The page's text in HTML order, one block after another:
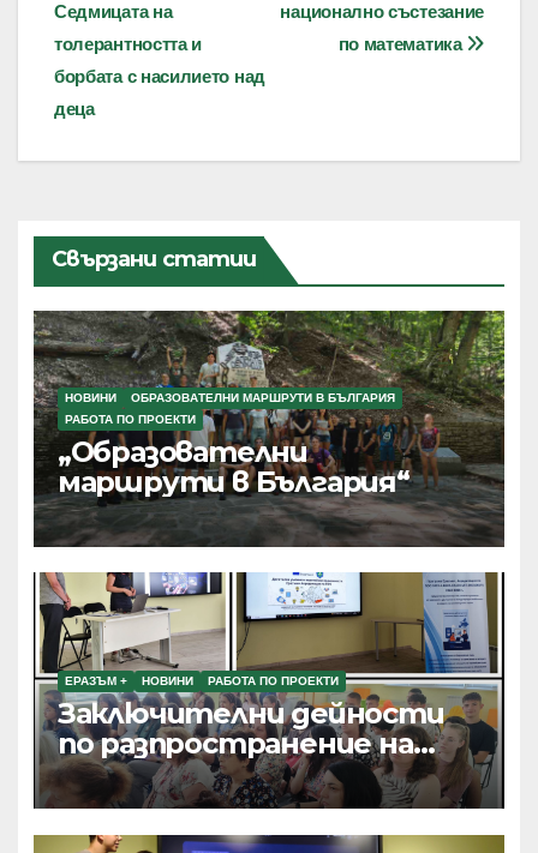
национално състезание
по математика
Седмицата на
толерантността и
борбата с насилието над
деца
Свързани статии
НОВИНИ
ОБРАЗОВАТЕЛНИ МАРШРУТИ В БЪЛГАРИЯ
РАБОТА ПО ПРОЕКТИ
„Образователни
маршрути в България“
ЕРАЗЪМ + НОВИНИ РАБОТА ПО ПРОЕКТИ
Заключителни дейности
по разпространение на
резултатите от текущи
проекти по Програма
Еразъм+, ПОО и eTwinning